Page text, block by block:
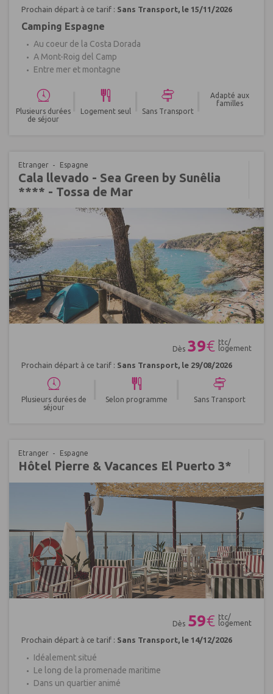
Prochain départ à ce tarif : Sans Transport, le 15/11/2026
Camping Espagne
Au coeur de la Costa Dorada
A Mont-Roig del Camp
Entre mer et montagne
Plusieurs durées
de séjour
Logement seul Sans Transport
Adapté aux
familles
Etranger Espagne
Cala llevado - Sea Green by Sunêlia
**** - Tossa de Mar
Dès 39€ ttc/
logement
Prochain départ à ce tarif : Sans Transport, le 29/08/2026
Plusieurs durées de
séjour
Selon programme Sans Transport
Etranger Espagne
Hôtel Pierre & Vacances El Puerto 3*
Dès 59€ ttc/
logement
Prochain départ à ce tarif : Sans Transport, le 14/12/2026
Idéalement situé
Le long de la promenade maritime
Dans un quartier animé